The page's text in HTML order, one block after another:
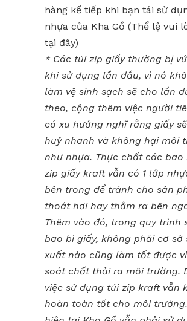
hàng kế tiếp khi bạn tái sử
nhựa của Kha Gồ (Thể lệ vui
tại đây)
* Các túi zip giấy thường bị
khi sử dụng lần đầu, vì nó
làm vệ sinh sạch sẽ cho lần
theo, cộng thêm việc người
có xu hướng nghĩ rằng giấy
huỷ nhanh và không hại môi
như nhựa. Thực chất các bao
zip giấy kraft vẫn có 1 lớp
bên trong để tránh cho sản
thoát hơi hay thắm ra bên
Thêm vào đó, trong quy trình
bao bì giấy, không phải cơ sở
xuất nào cũng làm tốt được
soát chất thải ra môi trường.
việc sử dụng túi zip kraft vẫn
hoàn toàn tốt cho môi